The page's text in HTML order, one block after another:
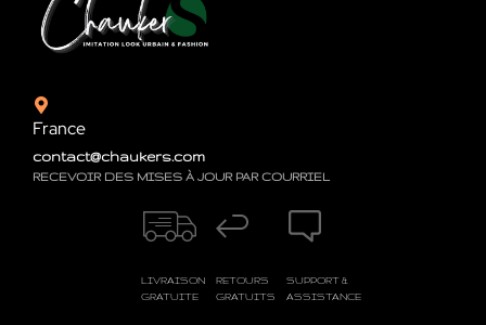
France
contact@chaukers.com
RECEVOIR DES MISES À JOUR PAR COURRIEL
LIVRAISON
GRATUITE
RETOURS
GRATUITS
SUPPORT &
ASSISTANCE